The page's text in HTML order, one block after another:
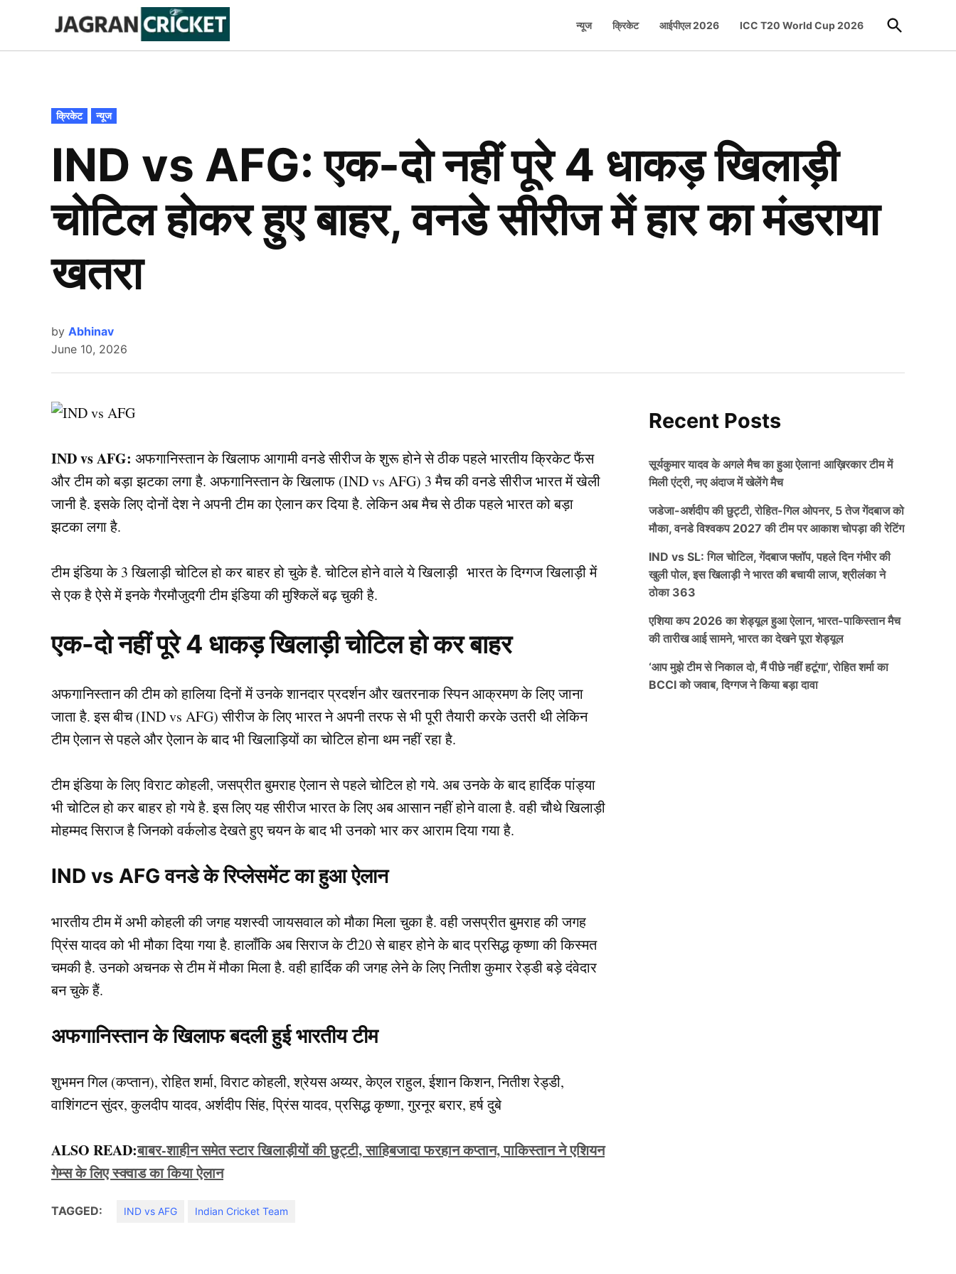
content
Cricket
न्यूज क्रिकेट आईपीएल 2026 ICC T20 World Cup 2026
Open
Search
POSTED
IN
क्रिकेट न्यूज
IND vs AFG: एक-दो नहीं पूरे 4 धाकड़ खिलाड़ी
चोटिल होकर हुए बाहर, वनडे सीरीज में हार का मंडराया
खतरा
by Abhinav
June 10, 2026
IND vs AFG: अफगानिस्तान के खिलाफ आगामी वनडे सीरीज के शुरू होने से ठीक पहले भारतीय क्रिकेट फैंस
और टीम को बड़ा झटका लगा है. अफगानिस्तान के खिलाफ (IND vs AFG) 3 मैच की वनडे सीरीज भारत में खेली
जानी है. इसके लिए दोनों देश ने अपनी टीम का ऐलान कर दिया है. लेकिन अब मैच से ठीक पहले भारत को बड़ा
झटका लगा है.
टीम इंडिया के 3 खिलाड़ी चोटिल हो कर बाहर हो चुके है. चोटिल होने वाले ये खिलाड़ी भारत के दिग्गज खिलाड़ी में
से एक है ऐसे में इनके गैरमौजुदगी टीम इंडिया की मुश्किलें बढ़ चुकी है.
एक-दो नहीं पूरे 4 धाकड़ खिलाड़ी चोटिल हो कर बाहर
अफगानिस्तान की टीम को हालिया दिनों में उनके शानदार प्रदर्शन और खतरनाक स्पिन आक्रमण के लिए जाना
जाता है. इस बीच (IND vs AFG) सीरीज के लिए भारत ने अपनी तरफ से भी पूरी तैयारी करके उतरी थी लेकिन
टीम ऐलान से पहले और ऐलान के बाद भी खिलाड़ियों का चोटिल होना थम नहीं रहा है.
टीम इंडिया के लिए विराट कोहली, जसप्रीत बुमराह ऐलान से पहले चोटिल हो गये. अब उनके के बाद हार्दिक पांड्या
भी चोटिल हो कर बाहर हो गये है. इस लिए यह सीरीज भारत के लिए अब आसान नहीं होने वाला है. वही चौथे खिलाड़ी
मोहम्मद सिराज है जिनको वर्कलोड देखते हुए चयन के बाद भी उनको भार कर आराम दिया गया है.
IND vs AFG वनडे के रिप्लेसमेंट का हुआ ऐलान
भारतीय टीम में अभी कोहली की जगह यशस्वी जायसवाल को मौका मिला चुका है. वही जसप्रीत बुमराह की जगह
प्रिंस यादव को भी मौका दिया गया है. हालाँकि अब सिराज के टी20 से बाहर होने के बाद प्रसिद्ध कृष्णा की किस्मत
चमकी है. उनको अचनक से टीम में मौका मिला है. वही हार्दिक की जगह लेने के लिए नितीश कुमार रेड्डी बड़े दंवेदार
बन चुके हैं.
अफगानिस्तान के खिलाफ बदली हुई भारतीय टीम
शुभमन गिल (कप्तान), रोहित शर्मा, विराट कोहली, श्रेयस अय्यर, केएल राहुल, ईशान किशन, नितीश रेड्डी,
वाशिंगटन सुंदर, कुलदीप यादव, अर्शदीप सिंह, प्रिंस यादव, प्रसिद्ध कृष्णा, गुरनूर बरार, हर्ष दुबे
ALSO READ:बाबर-शाहीन समेत स्टार खिलाड़ीयों की छुट्टी, साहिबजादा फरहान कप्तान, पाकिस्तान ने एशियन
गेम्स के लिए स्क्वाड का किया ऐलान
TAGGED: IND vs AFG Indian Cricket Team
Recent Posts
सूर्यकुमार यादव के अगले मैच का हुआ ऐलान! आख़िरकार टीम में
मिली एंट्री, नए अंदाज में खेलेंगे मैच
जडेजा-अर्शदीप की छुट्टी, रोहित-गिल ओपनर, 5 तेज गेंदबाज को
मौका, वनडे विश्वकप 2027 की टीम पर आकाश चोपड़ा की रेटिंग
IND vs SL: गिल चोटिल, गेंदबाज फ्लॉप, पहले दिन गंभीर की
खुली पोल, इस खिलाड़ी ने भारत की बचायी लाज, श्रीलंका ने
ठोका 363
एशिया कप 2026 का शेड्यूल हुआ ऐलान, भारत-पाकिस्तान मैच
की तारीख आई सामने, भारत का देखने पूरा शेड्यूल
‘आप मुझे टीम से निकाल दो, मैं पीछे नहीं हटूंगा’, रोहित शर्मा का
BCCI को जवाब, दिग्गज ने किया बड़ा दावा